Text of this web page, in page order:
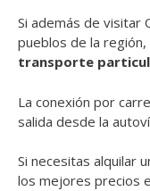
Si además de visitar
pueblos de la
transporte
La conexión por
salida desde la
Si necesitas alquilar
los mejores precios